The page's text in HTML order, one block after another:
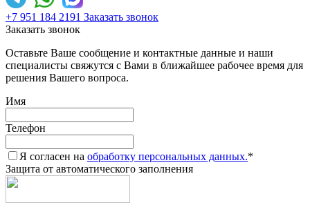
+7 951 184 2191 Заказать звонок
Заказать звонок
Оставьте Ваше сообщение и контактные данные и наши
специалисты свяжутся с Вами в ближайшее рабочее время для
решения Вашего вопроса.
Имя
Телефон
Я согласен на обработку персональных данных.*
Защита от автоматического заполнения